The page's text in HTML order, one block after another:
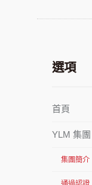
選項
首頁
YLM 集團
集團簡介